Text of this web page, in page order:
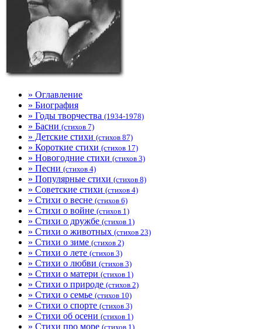
» Оглавление
» Биография
» Годы творчества (1934-1978)
» Басни (стихов 7)
» Детские стихи (стихов 87)
» Короткие стихи (стихов 17)
» Новогодние стихи (стихов 3)
» Песни (стихов 4)
» Популярные стихи (стихов 8)
» Советские стихи (стихов 4)
» Стихи о весне (стихов 6)
» Стихи о войне (стихов 1)
» Стихи о дружбе (стихов 1)
» Стихи о животных (стихов 23)
» Стихи о зиме (стихов 2)
» Стихи о лете (стихов 3)
» Стихи о любви (стихов 3)
» Стихи о матери (стихов 1)
» Стихи о природе (стихов 2)
» Стихи о семье (стихов 10)
» Стихи о спорте (стихов 3)
» Стихи об осени (стихов 1)
» Стихи про море (стихов 1)